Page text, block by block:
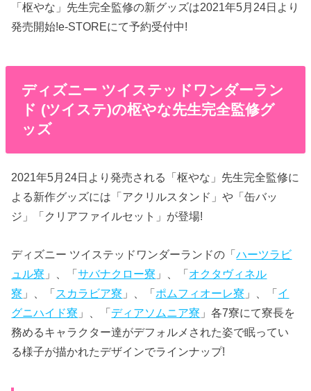
「枢やな」先生完全監修の新グッズは2021年5月24日より
発売開始!e-STOREにて予約受付中!
ディズニー ツイステッドワンダーラン
ド (ツイステ)の枢やな先生完全監修グ
ッズ
2021年5月24日より発売される「枢やな」先生完全監修に
よる新作グッズには「アクリルスタンド」や「缶バッ
ジ」「クリアファイルセット」が登場!
ディズニー ツイステッドワンダーランドの「ハーツラビ
ュル寮 」、「サバナクロー寮 」、「オクタヴィネル
寮 」、「スカラビア寮 」、「ポムフィオーレ寮 」、「イ
グニハイド寮 」、「ディアソムニア寮 」各7寮にて寮長を
務めるキャラクター達がデフォルメされた姿で眠ってい
る様子が描かれたデザインでラインナップ!